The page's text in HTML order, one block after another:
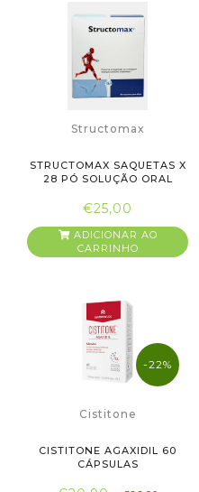
Structomax
STRUCTOMAX SAQUETAS X
28 PÓ SOLUÇÃO ORAL
€25,00
ADICIONAR AO
CARRINHO
-22%
Cistitone
CISTITONE AGAXIDIL 60
CÁPSULAS